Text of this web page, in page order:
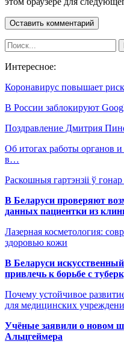
Интересное:
Коронавирус повышает
В России заблокируют
Поздравление Дмитрия
Об итогах работы органов
в…
Раскошныя гартэнзіі ў
В Беларуси проверяют
данных пациентки из
Лазерная косметология:
здоровью кожи
В Беларуси
привлечь к борьбе с
Почему устойчивое
для медицинских
Учёные заявили о новом
Альцгеймера